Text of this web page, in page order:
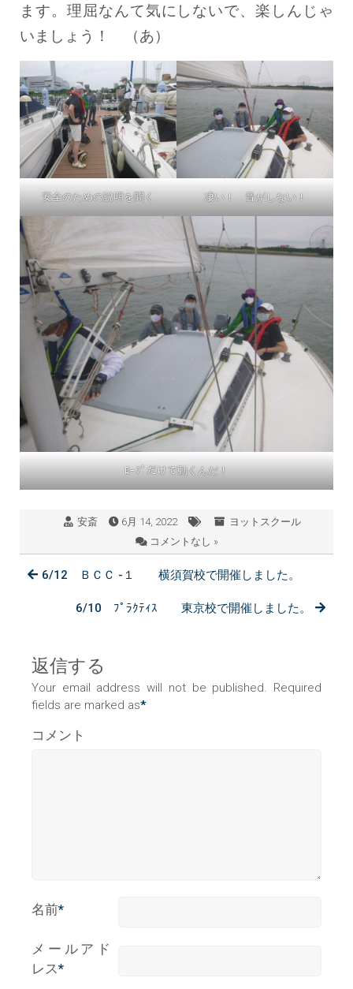
ます。理屈なんて気にしないで、楽しんじゃ
いましょう！ （あ）
安全のための説明を聞く 凄い！ 音がしない！
ﾛｰﾌﾟだけで動くんだ！
安斎 6月 14, 2022
ヨットスクール
コメントなし »
6/12 ＢＣＣ -１ 横須賀校で開催しました。
6/10 ﾌﾟﾗｸﾃｨｽ 東京校で開催しました。
返信する
Your email address will not be published. Required
fields are marked as*
コメント
名前*
メールアド
レス*